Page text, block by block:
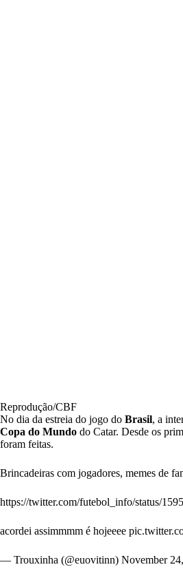
Reprodução/CBF
No dia da estreia do jogo do Brasil, a
Copa do Mundo do Catar. Desde os
foram feitas.
Brincadeiras com jogadores, memes de
https://twitter.com/futebol_info/status/
acordei assimmmm é hojeeee
— Trouxinha (@euovitinn) November